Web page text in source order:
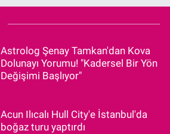
Astrolog Şenay Tamkan'dan Kova
Dolunayı Yorumu! "Kadersel Bir Yön
Değişimi Başlıyor"
Acun Ilıcalı Hull City'e İstanbul'da
boğaz turu yaptırdı